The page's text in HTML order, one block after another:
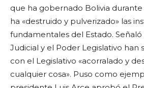
que ha gobernado Bolivia durante
ha «destruido y pulverizado» las
fundamentales del Estado.
Judicial y el Poder Legislativo han
con el Legislativo «acorralado y
cualquier cosa». Puso como